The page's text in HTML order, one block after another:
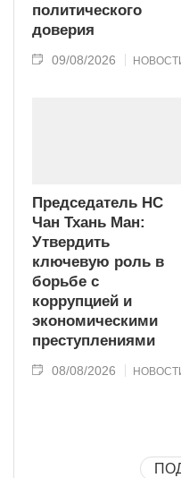
политического
доверия
09/08/2026
Председатель НС
Чан Тхань Ман:
Утвердить
ключевую роль в
борьбе с
коррупцией и
экономическими
преступлениями
08/08/2026